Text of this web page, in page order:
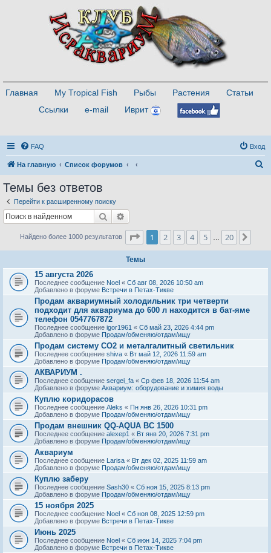
Главная My Tropical Fish Рыбы Растения
Статьи
Ссылки
e-mail Иврит
FAQ Вход
На главную Список форумов
Темы без ответов
Перейти к расширенному поиску
Поиск
Найдено более 1000 результатов Страница1 из
1 2 3 4 5 20
Темы
15 августа 2026
Последнее сообщение Noel « Сб авг 08, 2026 10:50 am
Добавлено в форуме Встречи в Петах-Тикве
Продам аквариумный холодильник три четверти
подходит для аквариума до 600 л находится в бат-яме
телефон 0547767872
Последнее сообщение igor1961 « Сб май 23, 2026 4:44 pm
Добавлено в форуме Продам/обменяю/отдам/ищу
Продам систему СО2 и металгалитный светильник
Последнее сообщение shiva « Вт май 12, 2026 11:59 am
Добавлено в форуме Продам/обменяю/отдам/ищу
АКВАРИУМ .
Последнее сообщение sergei_fa « Ср фев 18, 2026 11:54 am
Добавлено в форуме Аквариум: оборудование и химия воды
Куплю коридорасов
Последнее сообщение Aleks « Пн янв 26, 2026 10:31 pm
Добавлено в форуме Продам/обменяю/отдам/ищу
Продам внешник QQ-AQUA BC 1500
Последнее сообщение alexep1 « Вт янв 20, 2026 7:31 pm
Добавлено в форуме Продам/обменяю/отдам/ищу
Аквариум
Последнее сообщение Larisa « Вт дек 02, 2025 11:59 am
Добавлено в форуме Продам/обменяю/отдам/ищу
Куплю заберу
Последнее сообщение Sash30 « Сб ноя 15, 2025 8:13 pm
Добавлено в форуме Продам/обменяю/отдам/ищу
15 ноября 2025
Последнее сообщение Noel « Сб ноя 08, 2025 12:59 pm
Добавлено в форуме Встречи в Петах-Тикве
Июнь 2025
Последнее сообщение Noel « Сб июн 14, 2025 7:04 pm
Добавлено в форуме Встречи в Петах-Тикве